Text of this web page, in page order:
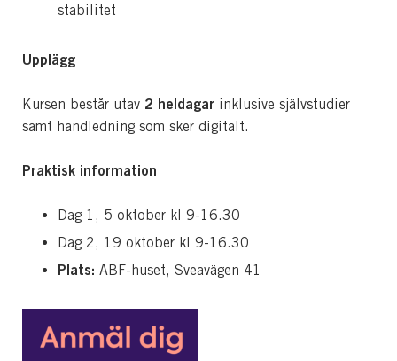
stabilitet
Upplägg
Kursen består utav 2 heldagar inklusive självstudier
samt handledning som sker digitalt.
Praktisk information
Dag 1, 5 oktober kl 9-16.30
Dag 2, 19 oktober kl 9-16.30
Plats: ABF-huset, Sveavägen 41